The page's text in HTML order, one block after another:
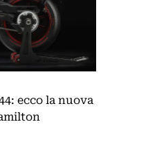
ecco la nuova